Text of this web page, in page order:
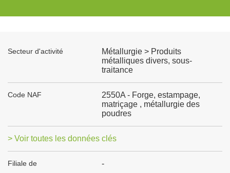
Secteur d'activité
Métallurgie > Produits
métalliques divers, sous-
traitance
Code NAF
2550A - Forge, estampage,
matriçage , métallurgie des
poudres
> Voir toutes les données clés
Filiale de -